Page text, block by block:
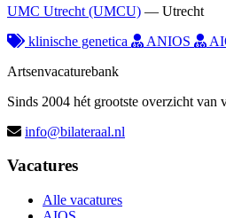
UMC Utrecht (UMCU) — Utrecht
klinische genetica
ANIOS
Artsenvacaturebank
Sinds 2004 hét grootste overzicht van
info@bilateraal.nl
Vacatures
Alle vacatures